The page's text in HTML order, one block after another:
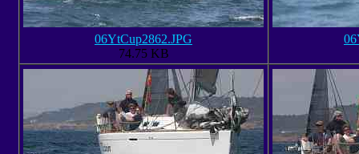
06YtCup2862.JPG
74.75 KB